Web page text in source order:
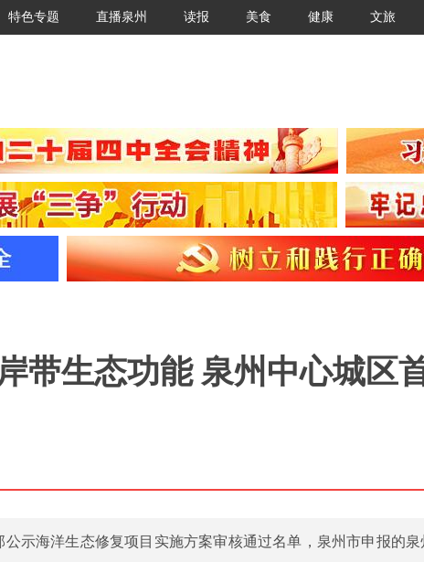
特色专题 直播泉州 读报 美食 健康 文旅
带生态功能 泉州中心城区
公示海洋生态修复项目实施方案审核通过名单，泉州市申报的